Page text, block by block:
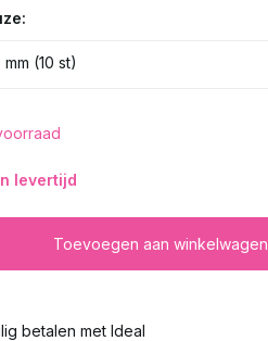
(10 st)
levertijd
Toevoegen aan winkelwagen
betalen met Ideal